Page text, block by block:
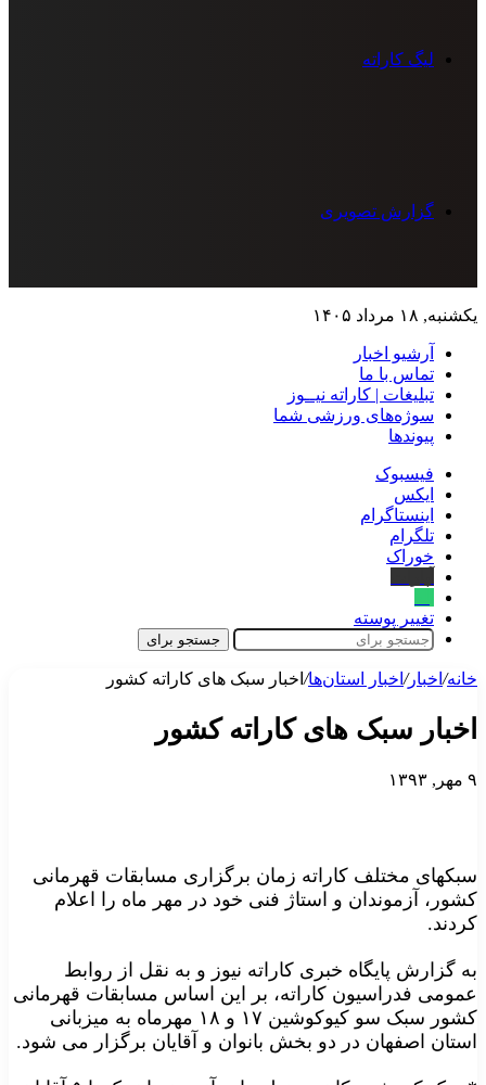
لیگ کاراته
گزارش تصویری
یکشنبه, ۱۸ مرداد ۱۴۰۵
آرشیو اخبار
تماس‌ با‌ ما
تبلیغات | کاراته نیــوز
سوژه‌های ورزشی شما
پیوندها
فیسبوک
ایکس
اینستاگرام
تلگرام
خوراک
تغییر پوسته
جستجو برای
خانه/ اخبار/ اخبار استان‌ها/ اخبار سبک های کاراته کشور
اخبار سبک های کاراته کشور
۹ مهر, ۱۳۹۳
سبکهای مختلف کاراته زمان برگزاری مسابقات قهرمانی
کشور، آزموندان و استاژ فنی خود در مهر ماه را اعلام
کردند.
به گزارش پایگاه خبری کاراته نیوز و به نقل از روابط
عمومی فدراسیون کاراته، بر این اساس مسابقات قهرمانی
کشور سبک سو کیوکوشین ۱۷ و ۱۸ مهرماه به میزبانی
استان اصفهان در دو بخش بانوان و آقایان برگزار می شود.